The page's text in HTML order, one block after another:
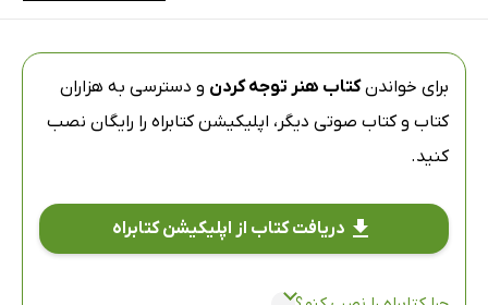
برای خواندنکتاب هنر توجه کردن و دسترسی به هزاران
کتاب و کتاب صوتی دیگر، اپلیکیشن کتابراه را رایگان نصب
کنید.
دریافت کتاب از اپلیکیشن کتابراه